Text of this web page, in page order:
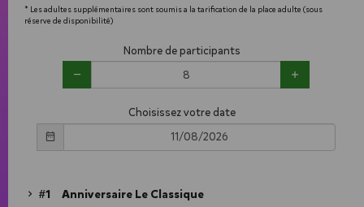
* Les adultes supplémentaires sont soumis a la tarification de la place adulte (sous
réserve de disponibilité)
Nombre de participants
Choisissez votre date
#1 Anniversaire Le Classique